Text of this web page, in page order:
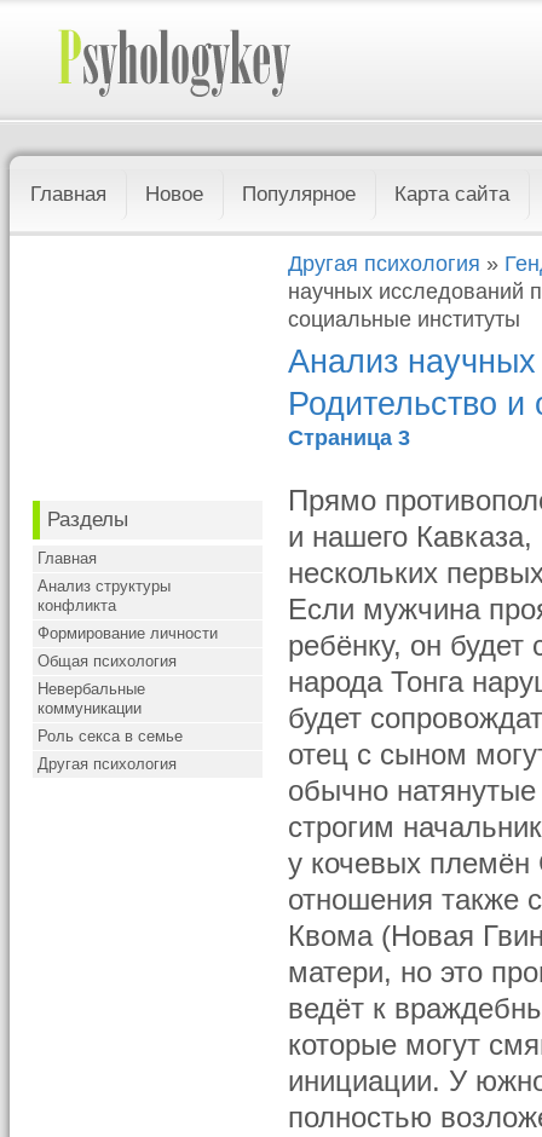
Главная Новое Популярное Карта сайта
Разделы
Главная
Анализ структуры
конфликта
Формирование личности
Общая психология
Невербальные
коммуникации
Роль секса в семье
Другая психология
Другая психология »
научных исследований
социальные институты
Анализ
Родительство и
Страница 3
Прямо
и нашего
нескольких
Если мужчина
ребёнку, он
народа Тонга
будет
отец с сыном
обычно
строгим
у кочевых племён
отношения также
Квома (Новая
матери, но это
ведёт к
которые могут
инициации. У
полностью